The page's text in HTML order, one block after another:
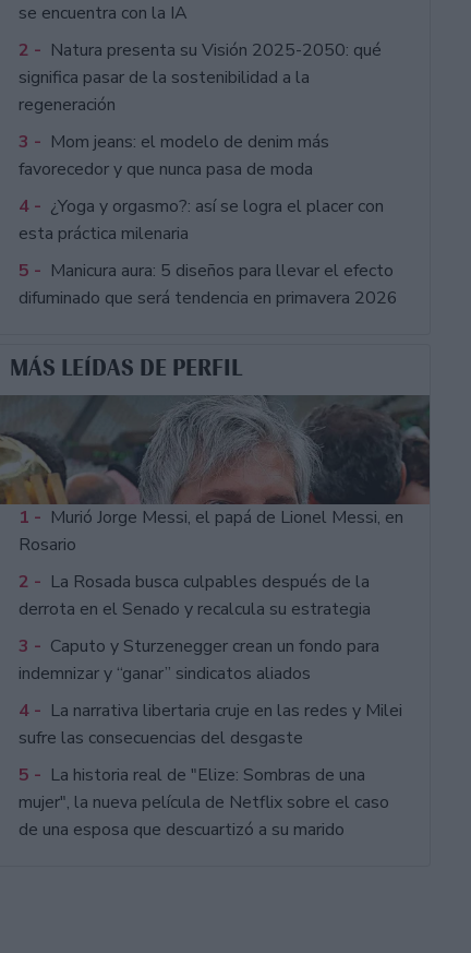
se encuentra con la IA
2 - Natura presenta su Visión 2025-2050: qué
significa pasar de la sostenibilidad a la
regeneración
3 - Mom jeans: el modelo de denim más
favorecedor y que nunca pasa de moda
4 - ¿Yoga y orgasmo?: así se logra el placer con
esta práctica milenaria
5 - Manicura aura: 5 diseños para llevar el efecto
difuminado que será tendencia en primavera 2026
MÁS LEÍDAS DE PERFIL
1 - Murió Jorge Messi, el papá de Lionel Messi, en
Rosario
2 - La Rosada busca culpables después de la
derrota en el Senado y recalcula su estrategia
3 - Caputo y Sturzenegger crean un fondo para
indemnizar y “ganar” sindicatos aliados
4 - La narrativa libertaria cruje en las redes y Milei
sufre las consecuencias del desgaste
5 - La historia real de "Elize: Sombras de una
mujer", la nueva película de Netflix sobre el caso
de una esposa que descuartizó a su marido